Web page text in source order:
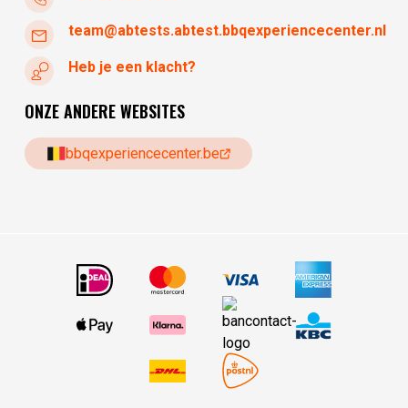
team@abtests.abtest.bbqexperiencecenter.nl
Heb je een klacht?
ONZE ANDERE WEBSITES
bbqexperiencecenter.be